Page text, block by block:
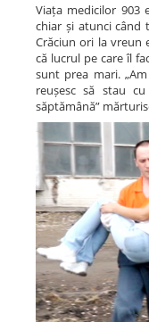
Viața medicilor 903
chiar și atunci când
Crăciun ori la vreun
că lucrul pe care îl
sunt prea mari.
reușesc să stau
săptămână”